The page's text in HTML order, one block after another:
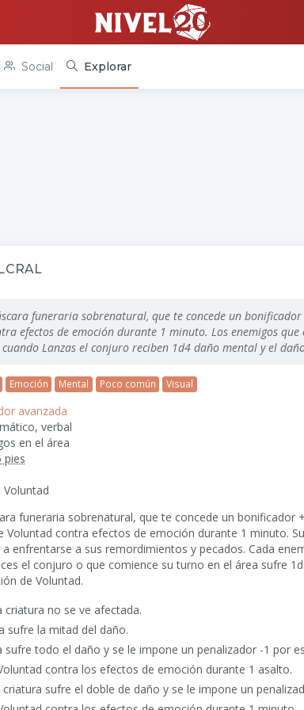
Social Explorar
funeraria sobrenatural, que te concede un
efectos de emoción durante 1 minuto. Los enemigos
Lanzas el conjuro reciben 1d4 daño mental y el
Emoción Mental Poco común Visual
avanzada
verbal
en el área
pies
: Voluntad
funeraria sobrenatural, que te concede un bonificador
Voluntad contra efectos de emoción durante 1 minuto.
enfrentarse a sus remordimientos y pecados. Cada
el conjuro o que comience su turno en el área sufre
de Voluntad.
criatura no se ve afectada.
sufre la mitad del daño.
sufre todo el daño y se le impone un penalizador -1 por
contra los efectos de emoción durante 1 asalto.
criatura sufre el doble de daño y se le impone un